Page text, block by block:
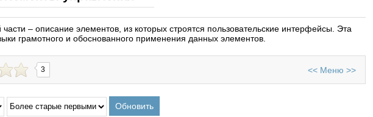
части – описание элементов, из которых строятся пользовательские интерфейсы. Эта
грамотного и обоснованного применения данных элементов.
3 << Меню >>